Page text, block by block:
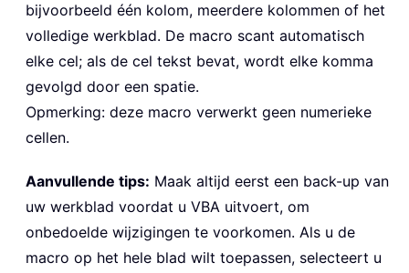
bijvoorbeeld één kolom, meerdere kolommen of het
volledige werkblad. De macro scant automatisch
elke cel; als de cel tekst bevat, wordt elke komma
gevolgd door een spatie.
Opmerking: deze macro verwerkt geen numerieke
cellen.
Aanvullende tips: Maak altijd eerst een back-up van
uw werkblad voordat u VBA uitvoert, om
onbedoelde wijzigingen te voorkomen. Als u de
macro op het hele blad wilt toepassen, selecteert u